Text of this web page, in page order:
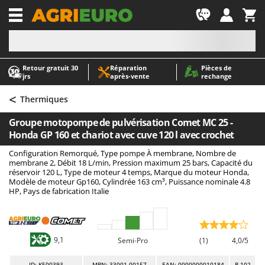
Retour gratuit 30
jrs
Réparation
après‑vente
Pièces de
rechange
-1
A
Abris de jardin
Accessoires pour tracteurs tondeuses autoportés
Aérateurs Scarificateurs pour gazon
Arracheuses de pommes de terre pour tracteur
Aspirateurs - Balais Électriques
Aspirateurs à cendres
Aspirateurs à feuilles sur roues
Aspirateurs Multifonctions
Atomiseurs agricoles pour tracteurs
A
AgriEuro Premium
AgriEuro TOP-LINE
AGT
Aima
Airmec
AL-KO
Alce
Alpina
< Thermiques
Groupe motopompe de pulvérisation Comet MC 25 -
Honda GP 160 et chariot avec cuve 120 l avec crochet
Configuration Remorqué, Type pompe À membrane, Nombre de
membrane 2, Débit 18 L/min, Pression maximum 25 bars, Capacité du
réservoir 120 L, Type de moteur 4 temps, Marque du moteur Honda,
Modèle de moteur Gp160, Cylindrée 163 cm³, Puissance nominale 4.8
HP, Pays de fabrication Italie
9,1 Semi-Pro (1) 4,0/5